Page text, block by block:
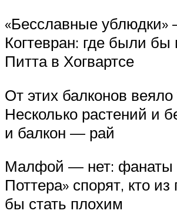
«Бесславные
Когтевран: где были бы
Питта в Хогвартсе
От этих балконов
Несколько растений и
и балкон — рай
Малфой — нет: фанаты
Поттера» спорят, кто из
бы стать плохим